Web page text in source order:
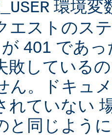
環境変
エストのス
401 であ
敗している
ん。ドキュ
れていない
と同じよう